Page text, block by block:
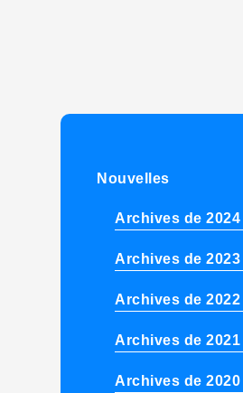
Nouvelles
Archives de 2024
Archives de 2023
Archives de 2022
Archives de 2021
Archives de 2020